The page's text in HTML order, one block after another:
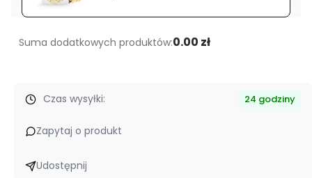
Suma dodatkowych produktów:0.00 zł
Czas wysyłki: 24 godziny
Zapytaj o produkt
Udostępnij